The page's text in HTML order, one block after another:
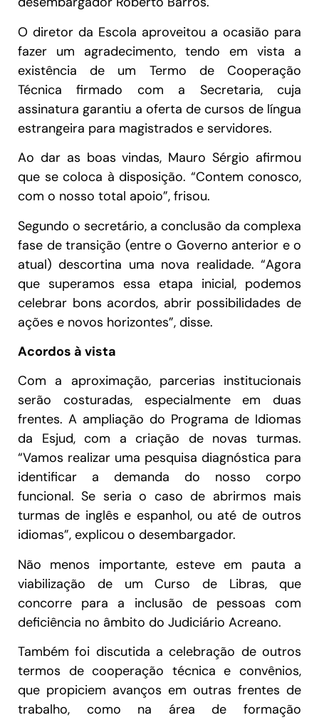
O diretor da Escola aproveitou a ocasião para
fazer um agradecimento, tendo em vista a
existência de um Termo de Cooperação
Técnica firmado com a Secretaria, cuja
assinatura garantiu a oferta de cursos de língua
estrangeira para magistrados e servidores.
Ao dar as boas vindas, Mauro Sérgio afirmou
que se coloca à disposição. “Contem conosco,
com o nosso total apoio”, frisou.
Segundo o secretário, a conclusão da complexa
fase de transição (entre o Governo anterior e o
atual) descortina uma nova realidade. “Agora
que superamos essa etapa inicial, podemos
celebrar bons acordos, abrir possibilidades de
ações e novos horizontes”, disse.
Acordos à vista
Com a aproximação, parcerias institucionais
serão costuradas, especialmente em duas
frentes. A ampliação do Programa de Idiomas
da Esjud, com a criação de novas turmas.
“Vamos realizar uma pesquisa diagnóstica para
identificar a demanda do nosso corpo
funcional. Se seria o caso de abrirmos mais
turmas de inglês e espanhol, ou até de outros
idiomas”, explicou o desembargador.
Não menos importante, esteve em pauta a
viabilização de um Curso de Libras, que
concorre para a inclusão de pessoas com
deficiência no âmbito do Judiciário Acreano.
Também foi discutida a celebração de outros
termos de cooperação técnica e convênios,
que propiciem avanços em outras frentes de
trabalho, como na área de formação